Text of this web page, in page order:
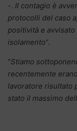
-. Il contagio è
protocolli del caso
positività e
isolamento“.
“Stiamo
recentemente
lavoratore risultato
stato il massimo